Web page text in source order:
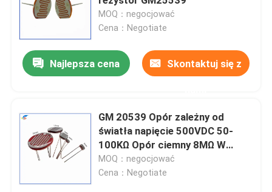
Do domu
Filmy
O nas
MOQ：negocjować
Cena：Negotiate
Najlepsza cena Skontaktuj się z
GM 20539 Opór zależny od
światła napięcie 500VDC 50-
100KΩ Opór ciemny 8MΩ W
zabawkach
MOQ：negocjować
Cena：Negotiate